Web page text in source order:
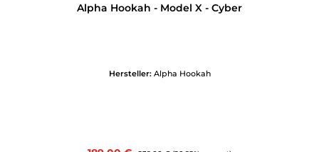
Alpha Hookah - Model X - Cyber
Hersteller: Alpha Hookah
Regulärer Preis: